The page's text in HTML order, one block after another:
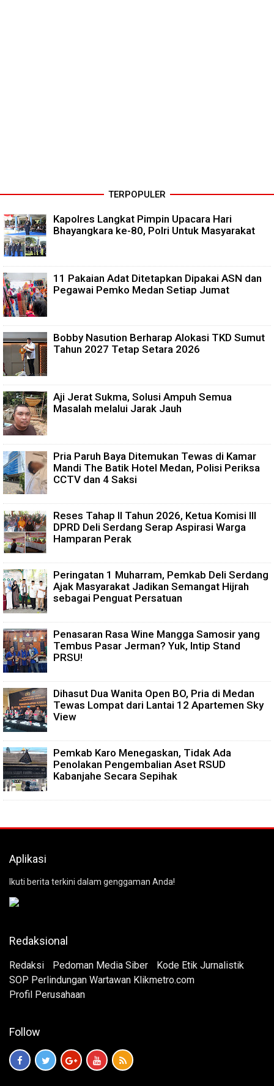
TERPOPULER
Kapolres Langkat Pimpin Upacara Hari
Bhayangkara ke-80, Polri Untuk Masyarakat
11 Pakaian Adat Ditetapkan Dipakai ASN dan
Pegawai Pemko Medan Setiap Jumat
Bobby Nasution Berharap Alokasi TKD Sumut
Tahun 2027 Tetap Setara 2026
Aji Jerat Sukma, Solusi Ampuh Semua
Masalah melalui Jarak Jauh
Pria Paruh Baya Ditemukan Tewas di Kamar
Mandi The Batik Hotel Medan, Polisi Periksa
CCTV dan 4 Saksi
Reses Tahap II Tahun 2026, Ketua Komisi III
DPRD Deli Serdang Serap Aspirasi Warga
Hamparan Perak
Peringatan 1 Muharram, Pemkab Deli Serdang
Ajak Masyarakat Jadikan Semangat Hijrah
sebagai Penguat Persatuan
Penasaran Rasa Wine Mangga Samosir yang
Tembus Pasar Jerman? Yuk, Intip Stand
PRSU!
Dihasut Dua Wanita Open BO, Pria di Medan
Tewas Lompat dari Lantai 12 Apartemen Sky
View
Pemkab Karo Menegaskan, Tidak Ada
Penolakan Pengembalian Aset RSUD
Kabanjahe Secara Sepihak
Aplikasi
Ikuti berita terkini dalam genggaman Anda!
Redaksional
Redaksi Pedoman Media Siber
Kode Etik Jurnalistik
SOP Perlindungan Wartawan Klikmetro.com
Profil Perusahaan
Follow